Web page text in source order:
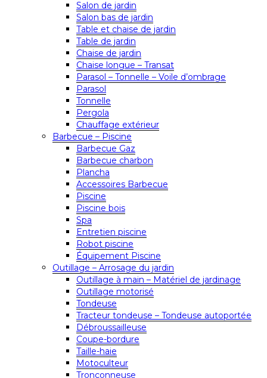
Salon de jardin
Salon bas de jardin
Table et chaise de jardin
Table de jardin
Chaise de jardin
Chaise longue – Transat
Parasol – Tonnelle – Voile d’ombrage
Parasol
Tonnelle
Pergola
Chauffage extérieur
Barbecue – Piscine
Barbecue Gaz
Barbecue charbon
Plancha
Accessoires Barbecue
Piscine
Piscine bois
Spa
Entretien piscine
Robot piscine
Équipement Piscine
Outillage – Arrosage du jardin
Outillage à main – Matériel de jardinage
Outillage motorisé
Tondeuse
Tracteur tondeuse – Tondeuse autoportée
Débroussailleuse
Coupe-bordure
Taille-haie
Motoculteur
Tronçonneuse